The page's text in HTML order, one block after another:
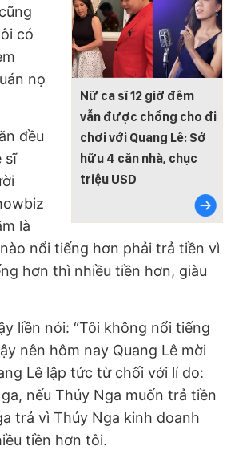
Nữ ca sĩ 12 giờ đêm
vẫn được chồng cho đi
chơi với Quang Lê: Sở
hữu 4 căn nhà, chục
triệu USD
có
nọ
đều
sĩ
là
nổi tiếng hơn phải trả tiền vì
hơn thì nhiều tiền hơn, giàu
liền nói: “Tôi không nổi tiếng
nên hôm nay Quang Lê mời
Lê lập tức từ chối với lí do:
nếu Thúy Nga muốn trả tiền
trả vì Thúy Nga kinh doanh
tiền hơn tôi.